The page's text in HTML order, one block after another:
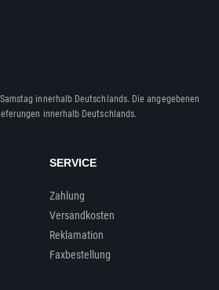
innerhalb Deutschlands. Die angegebenen
innerhalb Deutschlands.
SERVICE
Zahlung
Versandkosten
Reklamation
Faxbestellung